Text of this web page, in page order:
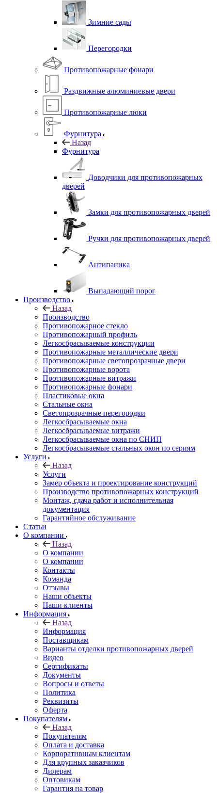
Зимние сады
Перегородки
Противопожарные фонари
Раздвижные алюминиевые двери
Противопожарные люки
Фурнитура
Назад
Фурнитура
Доводчики для противопожарных
дверей
Замки для противопожарных дверей
Ручки для противопожарных дверей
Антипаника
Выпадающий порог
Производство
Назад
Производство
Противопожарное стекло
Противопожарный профиль
Легкосбрасываемые конструкции
Противопожарные металлические двери
Противопожарные светопрозрачные двери
Противопожарные ворота
Противопожарные витражи
Противопожарные фонари
Пластиковые окна
Стальные окна
Светопрозрачные перегородки
Легкосбрасываемые окна
Легкосбрасываемые витражи
Легкосбрасываемые окна по СНИП
Легкосбрасываемые стальных окон по сериям
Услуги
Назад
Услуги
Замер объекта и проектирование конструкций
Производство противопожарных конструкций
Монтаж, сдача работ и исполнительная
документация
Гарантийное обслуживание
Статьи
О компании
Назад
О компании
О компании
Контакты
Команда
Отзывы
Наши объекты
Наши клиенты
Информация
Назад
Информация
Поставщикам
Варианты отделки противопожарных дверей
Видео
Сертификаты
Документы
Вопросы и ответы
Политика
Реквизиты
Оферта
Покупателям
Назад
Покупателям
Оплата и доставка
Корпоративным клиентам
Для крупных заказчиков
Дилерам
Оптовикам
Гарантия на товар